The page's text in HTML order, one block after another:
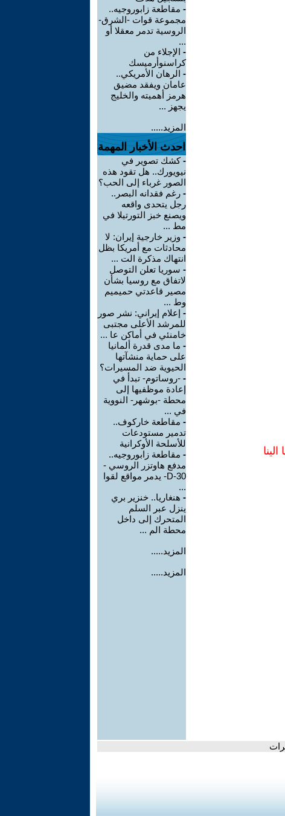
- مقاطعة زابوروجيه..
مجموعة قوات -الشرق-
الروسية تدمر معقلا أو
...
- الإجلاء من
كراسنوأرميسك
- الرهان الأمريكي..
عامان ويفقد مضيق
هرمز أهميته والخليج
يجهز ...
المزيد.....
احدث الأخبار المهمة
-كشك تصوير في
نيويورك.. هل تقود هذه
الصور غرباء إلى الحب؟
- رغم فقدانه البصر..
رجل يتحدى واقعه
ويصنع خبز التورتيلا في
مط ...
- وزير خارجية إيران: لا
محادثات مع أمريكا بظل
انتهاك مذكرة الت ...
- سوريا تعلن التوصل
لاتفاق مع روسيا بشأن
مصير قاعدتي حميميم
وط ...
- إعلام إيراني: نشر صور
للمرشد الأعلى مجتبى
خامنئي في أماكن عا ...
- ما مدى قدرة ألمانيا
على حماية منشآتها
الحيوية ضد المسيرات؟
- -روساتوم- تبدأ في
إعادة موظفيها إلى
محطة -بوشهر- النووية
في ...
- مقاطعة خاركوف..
تدمير مستودعات
للأسلحة الأوكرانية
- مقاطعة زابوروجيه..
مدفع هاوتزر الروسي -
D-30- يدمر مواقع لقوا
...
- هنغاريا.. خنزير بري
ينزل عبر السلم
المتحرك إلى داخل
محطة الم ...
المزيد.....
المزيد.....